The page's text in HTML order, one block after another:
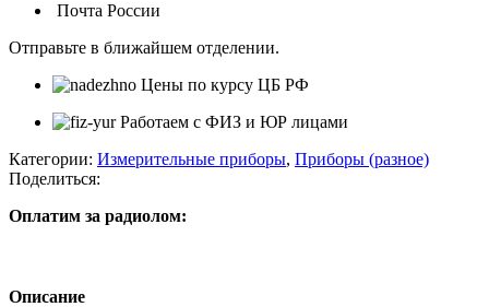
Почта России
Отправьте в ближайшем отделении.
Цены по курсу ЦБ РФ
Работаем с ФИЗ и ЮР лицами
Категории: Измерительные приборы, Приборы (разное)
Поделиться:
Оплатим за радиолом:
Описание